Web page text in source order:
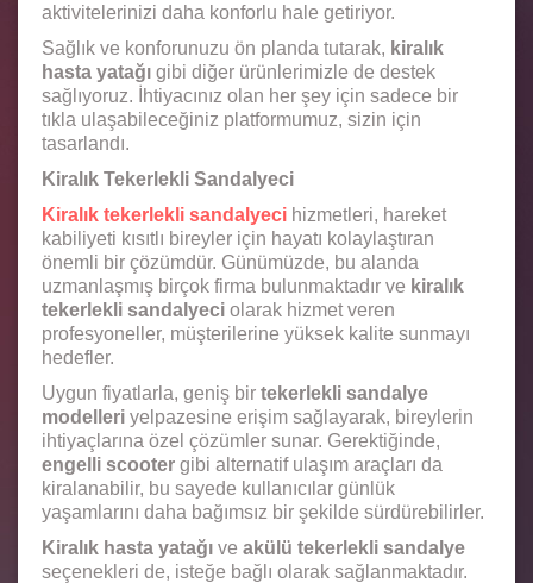
aktivitelerinizi daha konforlu hale getiriyor.
Sağlık ve konforunuzu ön planda tutarak, kiralık
hasta yatağı gibi diğer ürünlerimizle de destek
sağlıyoruz. İhtiyacınız olan her şey için sadece bir
tıkla ulaşabileceğiniz platformumuz, sizin için
tasarlandı.
Kiralık Tekerlekli Sandalyeci
Kiralık tekerlekli sandalyeci hizmetleri, hareket
kabiliyeti kısıtlı bireyler için hayatı kolaylaştıran
önemli bir çözümdür. Günümüzde, bu alanda
uzmanlaşmış birçok firma bulunmaktadır ve kiralık
tekerlekli sandalyeci olarak hizmet veren
profesyoneller, müşterilerine yüksek kalite sunmayı
hedefler.
Uygun fiyatlarla, geniş bir tekerlekli sandalye
modelleri yelpazesine erişim sağlayarak, bireylerin
ihtiyaçlarına özel çözümler sunar. Gerektiğinde,
engelli scooter gibi alternatif ulaşım araçları da
kiralanabilir, bu sayede kullanıcılar günlük
yaşamlarını daha bağımsız bir şekilde sürdürebilirler.
Kiralık hasta yatağı ve akülü tekerlekli sandalye
seçenekleri de, isteğe bağlı olarak sağlanmaktadır.